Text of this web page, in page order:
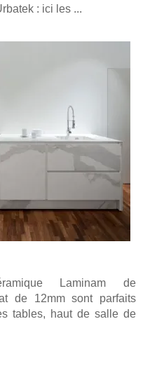
: ici les ...
Laminam de
de 12mm sont parfaits
tables, haut de salle de